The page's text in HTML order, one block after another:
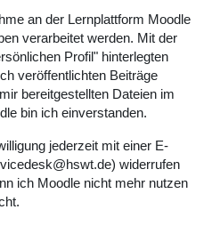
an der Lernplattform Moodle
verarbeitet werden. Mit der
Profil" hinterlegten
veröffentlichten Beiträge
bereitgestellten Dateien im
bin ich einverstanden.
jederzeit mit einer E-
widerrufen
ich Moodle nicht mehr nutzen